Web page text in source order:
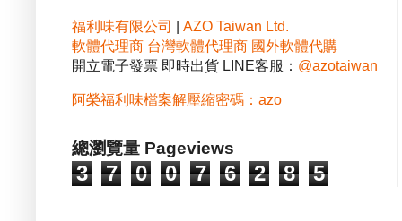
福利味有限公司
AZO Taiwan Ltd.
軟體代理商 台灣軟體代理商 國外軟體代購
開立電子發票 即時出貨 LINE客服： @azotaiwan
阿榮福利味檔案解壓縮密碼：azo
總瀏覽量 Pageviews
3 7 0 0 7 6 2 8 5